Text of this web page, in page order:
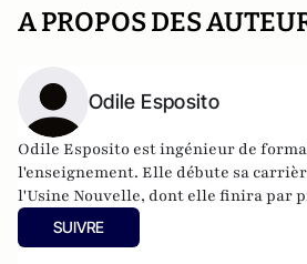
A PROPOS DES
Odile Esposito
Odile Esposito est ingénieur de
l'enseignement. Elle débute sa
l'Usine Nouvelle, dont elle finira par
chef, avant d'intégrer les Echos, où
la rédaction du site internet, puis la
SUIVRE